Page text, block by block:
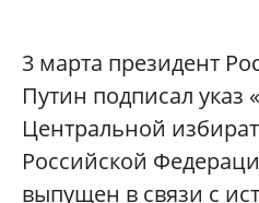
3 марта президент
Путин подписал указ
Центральной
Российской
выпущен в связи с